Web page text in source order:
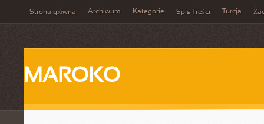
Strona główna Archiwum Kategorie Spis Treści Turcja
MAROKO